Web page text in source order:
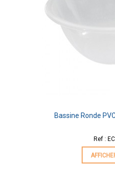
Bassine Ronde
Ref :